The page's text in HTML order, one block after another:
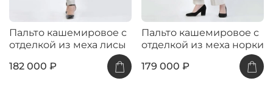
Пальто кашемировое с
отделкой из меха лисы
182 000 ₽
Пальто кашемировое с
отделкой из меха норки
179 000 ₽